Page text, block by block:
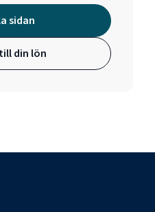
sidan
din lön